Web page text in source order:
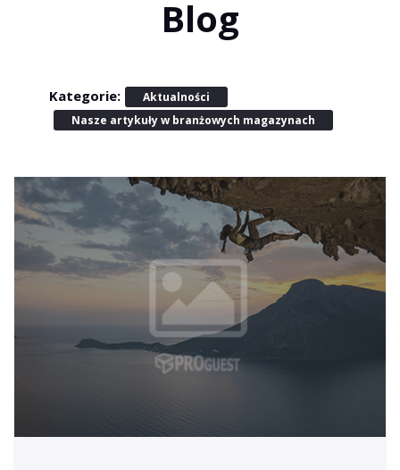
Blog
Kategorie:
Aktualności
Nasze artykuły w branżowych magazynach